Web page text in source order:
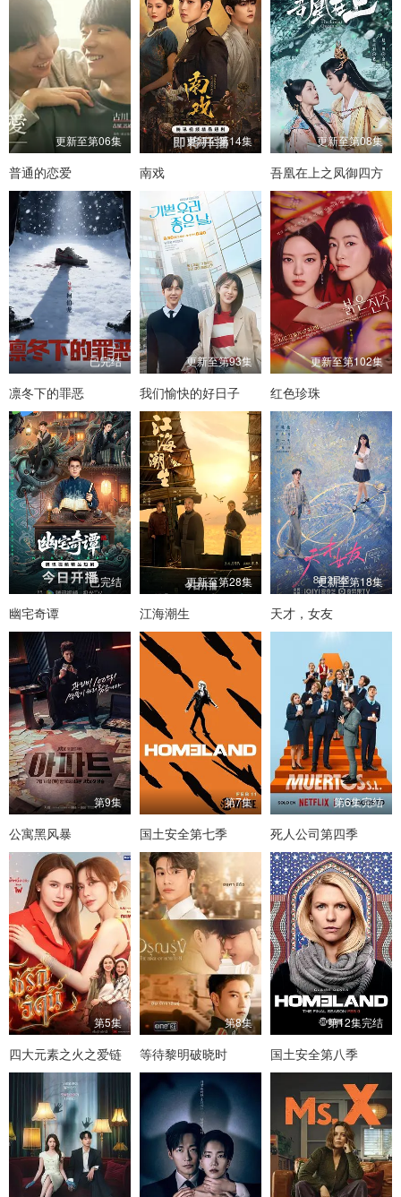
更新至第06集
普通的恋爱
更新至第14集
南戏
更新至第08集
吾凰在上之凤御四方
已完结
凛冬下的罪恶
更新至第93集
我们愉快的好日子
更新至第102集
红色珍珠
已完结
幽宅奇谭
更新至第28集
江海潮生
更新至第18集
天才，女友
第9集
公寓黑风暴
第7集
国土安全第七季
第6集完结
死人公司第四季
第5集
四大元素之火之爱链
第8集
等待黎明破晓时
第12集完结
国土安全第八季